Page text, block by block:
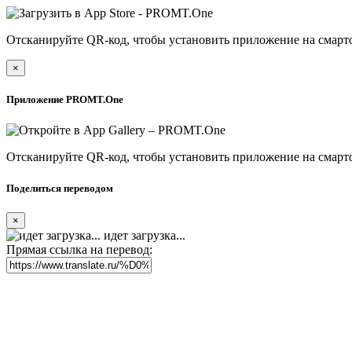
Отсканируйте QR-код, чтобы установить приложение на
×
Приложение PROMT.One
Отсканируйте QR-код, чтобы установить приложение на
Поделиться переводом
×
идет загрузка...
Прямая ссылка на перевод: